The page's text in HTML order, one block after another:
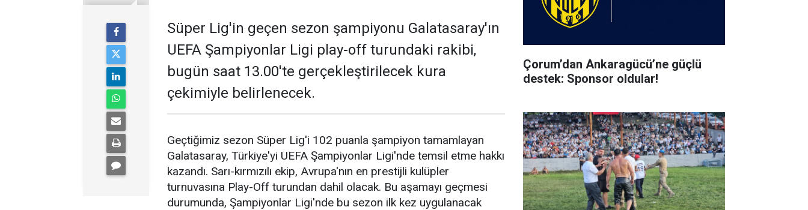
Süper Lig'in geçen sezon şampiyonu Galatasaray'ın
UEFA Şampiyonlar Ligi play-off turundaki rakibi,
bugün saat 13.00'te gerçekleştirilecek kura
çekimiyle belirlenecek.
Geçtiğimiz sezon Süper Lig'i 102 puanla şampiyon tamamlayan
Galatasaray, Türkiye'yi UEFA Şampiyonlar Ligi'nde temsil etme hakkı
kazandı. Sarı-kırmızılı ekip, Avrupa'nın en prestijli kulüpler
turnuvasına Play-Off turundan dahil olacak. Bu aşamayı geçmesi
durumunda, Şampiyonlar Ligi'nde bu sezon ilk kez uygulanacak
Çorum’dan Ankaragücü’ne güçlü
destek: Sponsor oldular!